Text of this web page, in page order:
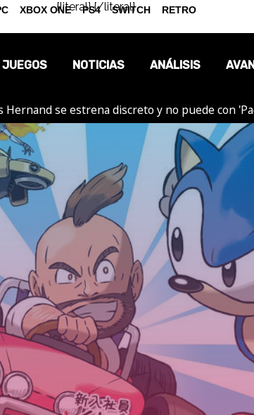
{literal}{/literal}
JUEGOS NOTICIAS
OPINIÓN
ANÁLISIS
Hernand se estrena discreto y no puede con
XBOX ONE PS4 SWITCH RETRO